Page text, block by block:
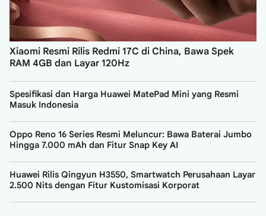
Xiaomi Resmi Rilis Redmi 17C di China, Bawa Spek
RAM 4GB dan Layar 120Hz
Spesifikasi dan Harga Huawei MatePad Mini yang Resmi
Masuk Indonesia
Oppo Reno 16 Series Resmi Meluncur: Bawa Baterai Jumbo
Hingga 7.000 mAh dan Fitur Snap Key AI
Huawei Rilis Qingyun H3550, Smartwatch Perusahaan Layar
2.500 Nits dengan Fitur Kustomisasi Korporat